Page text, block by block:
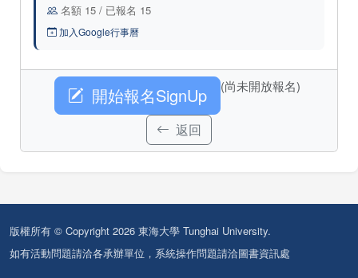
名額 15 / 已報名 15
加入Google行事曆
開始報名SignUp (尚未開放報名)
返回
版權所有 © Copyright 2026 東海大學 Tunghai University.
如有活動問題請洽各承辦單位，系統操作問題請洽圖書資訊處